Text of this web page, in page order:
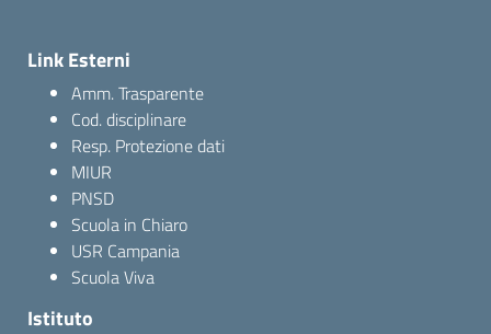
Link Esterni
Amm. Trasparente
Cod. disciplinare
Resp. Protezione dati
MIUR
PNSD
Scuola in Chiaro
USR Campania
Scuola Viva
Istituto